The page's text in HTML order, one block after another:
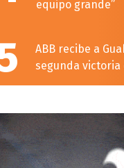
equipo grande”
ABB recibe a
segunda victoria